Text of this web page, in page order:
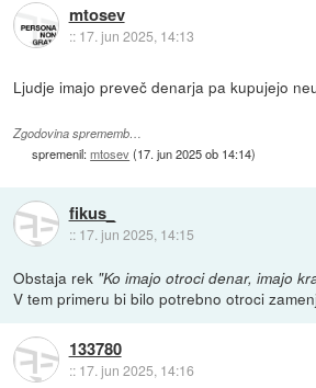
mtosev
:: 17. jun 2025, 14:13
Ljudje imajo preveč denarja pa kupujejo
Zgodovina sprememb…
spremenil:mtosev(17. jun 2025 ob 14:14)
fikus_
:: 17. jun 2025, 14:15
Obstaja rek "Ko imajo otroci denar, imajo
V tem primeru bi bilo potrebno otroci
133780
:: 17. jun 2025, 14:16